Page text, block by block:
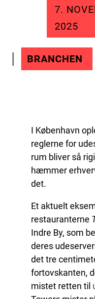
7.
2025
BRANCHEN
I København
reglerne for
rum bliver så
hæmmer
det.
Et aktuelt
restauranterne
Indre By, som
deres
det tre
fortovskanten,
mistet retten til